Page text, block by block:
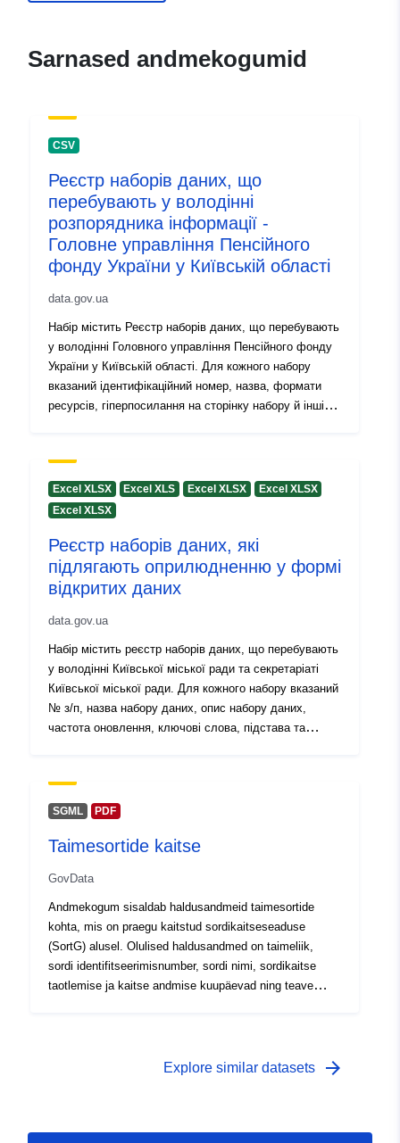
Kataloogi kirje: Lisatud andmetele.europa.eu:
Identifikaatorid:
19535196-17ff-46f1-9adc-
202fea883173
uriRef:
http://data.europa.eu/88u/dataset/
17ff-46f1-9adc-202fea883173
Versiooni teave:
Sarnased andmekogumid
CSV
Реєстр наборів даних, що
перебувають у володінні
розпорядника інформації -
Головне управління Пенсійного
фонду України у Київській області
data.gov.ua
Набір містить Реєстр наборів даних, що перебувають
у володінні Головного управління Пенсійного фонду
України у Київській області. Для кожного набору
вказаний ідентифікаційний номер, назва, формати
ресурсів, гіперпосилання на сторінку набору й інші
Excel XLSX Excel XLS Excel XLSX
Excel XLSX
Excel XLSX
Реєстр наборів даних, які
підлягають оприлюдненню у формі
відкритих даних
data.gov.ua
Набір містить реєстр наборів даних, що перебувають
у володінні Київської міської ради та секретаріаті
Київської міської ради. Для кожного набору вказаний
№ з/п, назва набору даних, опис набору даних,
частота оновлення, ключові слова, підстава та
володінні якого є публічна інформація, ідентифікатор
розпорядника, електронна пошта
SGML PDF
Taimesortide kaitse
GovData
Andmekogum sisaldab haldusandmeid taimesortide
kohta, mis on praegu kaitstud sordikaitseseaduse
(SortG) alusel. Olulised haldusandmed on taimeliik,
sordi identifitseerimisnumber, sordi nimi, sordikaitse
taotlemise ja kaitse andmise kuupäevad ning teave
Explore similar datasets arrow_forward